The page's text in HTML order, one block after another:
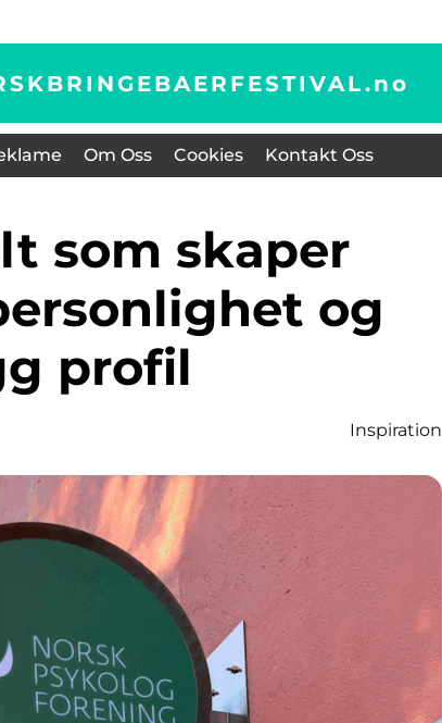
no
Om Oss Cookies Kontakt Oss
og
profil
Inspiration